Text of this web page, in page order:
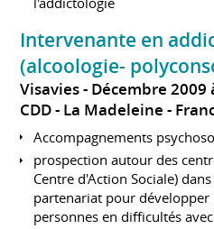
Intervenante en
(alcoologie-
Visavies
Décembre
CDD
La Madeleine
Accompagnements
prospection autour des
Centre d'Action Sociale)
partenariat pour
personnes en difficultés